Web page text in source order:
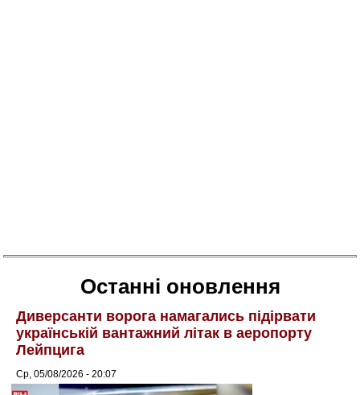
Останні оновлення
Диверсанти ворога намагались підірвати
українській вантажний літак в аеропорту
Лейпцига
Ср, 05/08/2026 - 20:07